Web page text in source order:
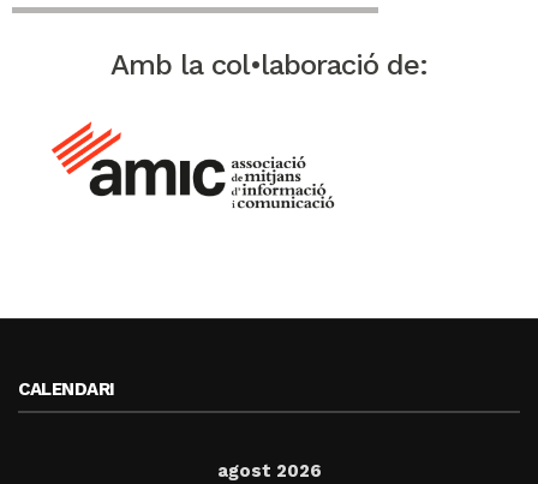
Amb la col•laboració de:
CALENDARI
agost 2026